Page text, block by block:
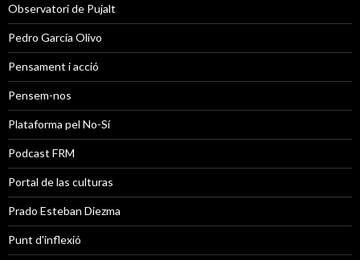
Observatori de Pujalt
Pedro García Olivo
Pensament i acció
Pensem-nos
Plataforma pel No-Sí
Podcast FRM
Portal de las culturas
Prado Esteban Diezma
Punt d'inflexió